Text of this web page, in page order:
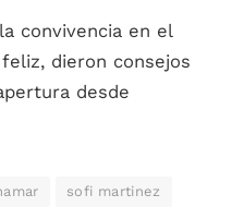
convivencia en el
dieron consejos
desde
sofi martinez